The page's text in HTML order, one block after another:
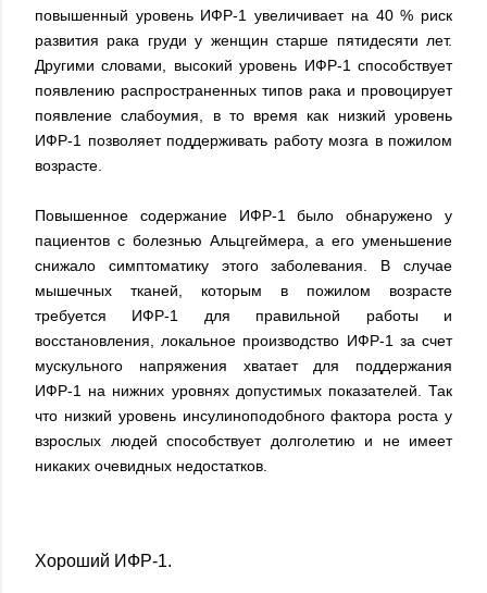
повышенный уровень ИФР-1 увеличивает на 40 % риск
развития рака груди у женщин старше пятидесяти лет.
Другими словами, высокий уровень ИФР-1 способствует
появлению распространенных типов рака и провоцирует
появление слабоумия, в то время как низкий уровень
ИФР-1 позволяет поддерживать работу мозга в пожилом
возрасте.
Повышенное содержание ИФР-1 было обнаружено у
пациентов с болезнью Альцгеймера, а его уменьшение
снижало симптоматику этого заболевания. В случае
мышечных тканей, которым в пожилом возрасте
требуется ИФР-1 для правильной работы и
восстановления, локальное производство ИФР-1 за счет
мускульного напряжения хватает для поддержания
ИФР-1 на нижних уровнях допустимых показателей. Так
что низкий уровень инсулиноподобного фактора роста у
взрослых людей способствует долголетию и не имеет
никаких очевидных недостатков.
Хороший ИФР-1.